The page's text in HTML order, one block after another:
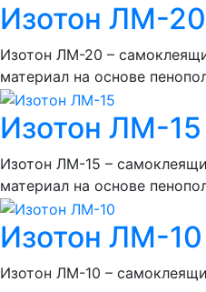
Изотон ЛМ-20
Изотон ЛМ-20 –
материал на основе
Изотон ЛМ-15
Изотон ЛМ-15 –
материал на основе
Изотон ЛМ-10
Изотон ЛМ-10 –